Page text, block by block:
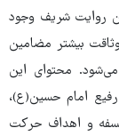
روایت شریف وجود
بیشتر مضامین
محتوای این
امام حسین(ع)،
و اهداف حرکت